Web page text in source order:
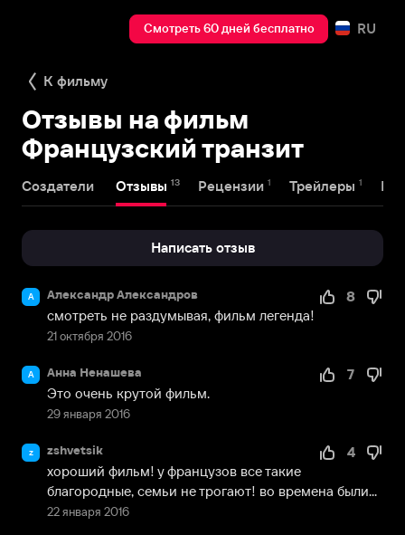
Смотреть 60 дней бесплатно RU
К фильму
Отзывы на фильм
Французский транзит
Создатели Отзывы 13 Рецензии 1 Трейлеры 1
Написать отзыв
А Александр Александров
21 октября 2016
8
смотреть не раздумывая, фильм легенда!
А Анна Ненашева
29 января 2016
7
Это очень крутой фильм.
z zshvetsik
22 января 2016
4
хороший фильм! у французов все такие
благородные, семьи не трогают! во времена были...